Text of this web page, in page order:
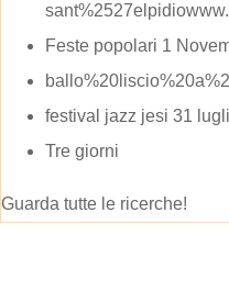
Feste popolari 1
festival jazz jesi 31
Tre giorni
Guarda tutte le ricerche!